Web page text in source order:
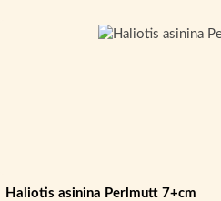
Haliotis asinina Perlmutt 7+cm